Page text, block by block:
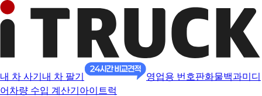
내 차 사기 내 차 팔기 영업용 번호판화물백과미디
어 차량 수입 계산기 아이트럭